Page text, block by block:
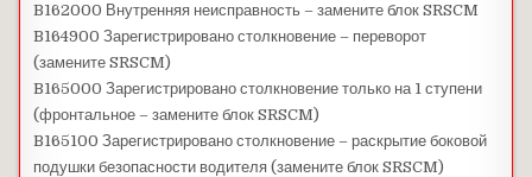
B162000 Внутренняя неисправность – замените блок SRSCM
B164900 Зарегистрировано столкновение – переворот
(замените SRSCM)
B165000 Зарегистрировано столкновение только на 1 ступени
(фронтальное – замените блок SRSCM)
B165100 Зарегистрировано столкновение – раскрытие боковой
подушки безопасности водителя (замените блок SRSCM)